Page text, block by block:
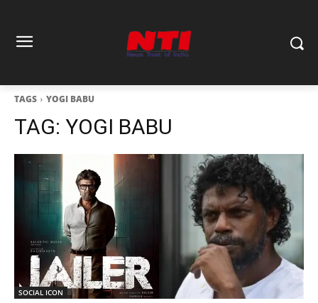
TAGS YOGI BABU
TAG: YOGI BABU
SOCIAL ICON